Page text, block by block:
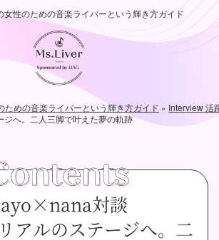
女性のための音楽ライバーという輝き方ガイド
ための音楽ライバーという輝き方ガイド » Interview 活
ジへ。二人三脚で叶えた夢の軌跡
対談
アルのステージへ。二